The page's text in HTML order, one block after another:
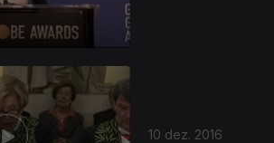
10 dez. 2016